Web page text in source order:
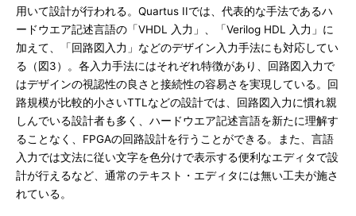
用いて設計が行われる。Quartus IIでは、代表的な手法であるハ
ードウエア記述言語の「VHDL 入力」、「Verilog HDL 入力」に
加えて、「回路図入力」などのデザイン入力手法にも対応してい
る（図3）。各入力手法にはそれぞれ特徴があり、回路図入力で
はデザインの視認性の良さと接続性の容易さを実現している。回
路規模が比較的小さいTTLなどの設計では、回路図入力に慣れ親
しんでいる設計者も多く、ハードウエア記述言語を新たに理解す
ることなく、FPGAの回路設計を行うことができる。また、言語
入力では文法に従い文字を色分けで表示する便利なエディタで設
計が行えるなど、通常のテキスト・エディタには無い工夫が施さ
れている。